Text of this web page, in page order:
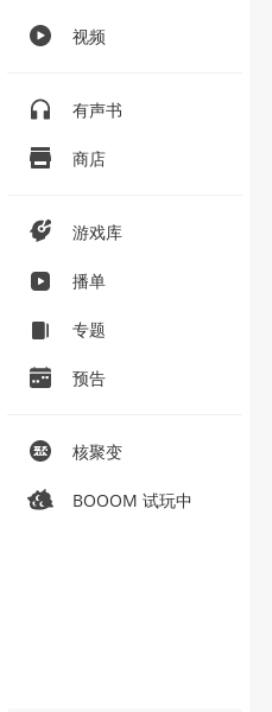
视频
有声书
商店
游戏库
播单
专题
预告
核聚变
BOOOM 试玩中